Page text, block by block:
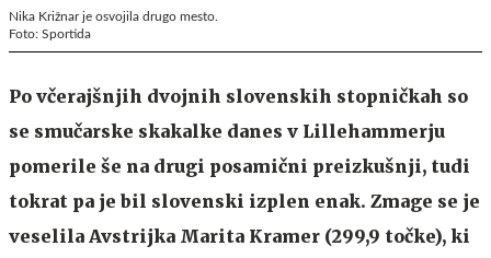
Nika Križnar je osvojila drugo mesto.
Foto: Sportida
Po včerajšnjih dvojnih slovenskih stopničkah so
se smučarske skakalke danes v Lillehammerju
pomerile še na drugi posamični preizkušnji, tudi
tokrat pa je bil slovenski izplen enak. Zmage se je
veselila Avstrijka Marita Kramer (299,9 točke), ki